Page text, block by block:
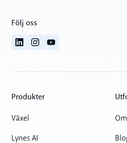
Följ oss
Produkter
Växel
Lynes AI